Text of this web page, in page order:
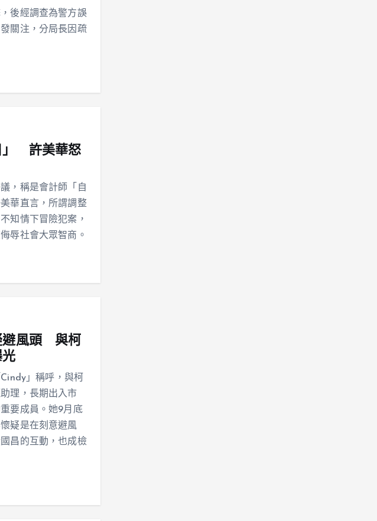
後經調查為警方誤
關注，分局長因疏
」 許美華怒
，稱是會計師「自
華直言，所謂調整
知情下冒險犯案，
辱社會大眾智商。
避風頭 與柯
」稱呼，與柯
理，長期出入市
要成員。她9月底
疑是在刻意避風
昌的互動，也成檢